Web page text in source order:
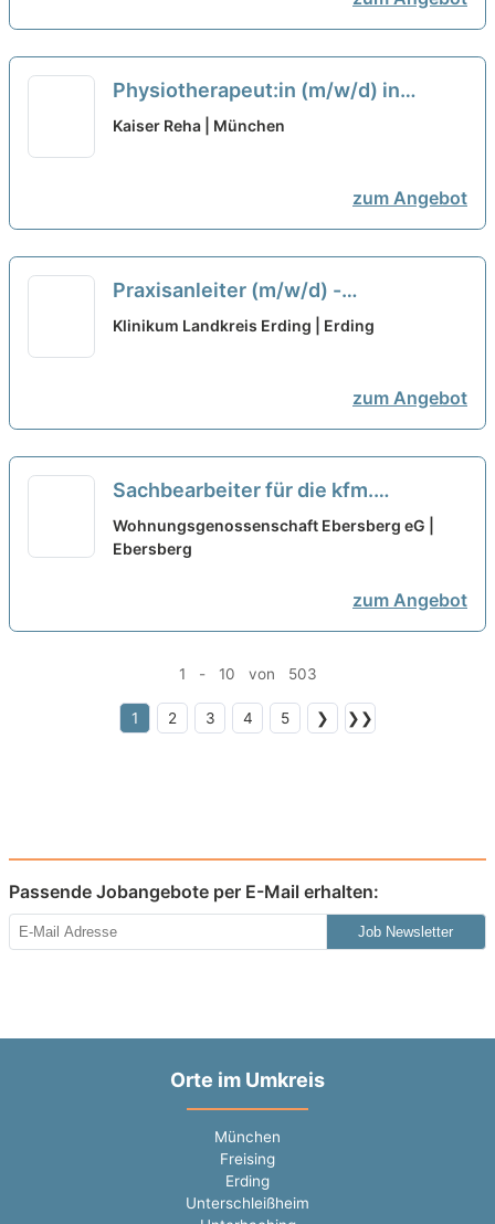
Physiotherapeut:in (m/w/d) in
Teilzeit (20-30 Wochenstunden) –
Kaiser Reha | München
zum Angebot
Praxisanleiter (m/w/d) -
Pflegeausbildungsstation in Vollzeit
Klinikum Landkreis Erding | Erding
zum Angebot
Sachbearbeiter für die kfm.
Mietverwaltung (m/w/d) Vollzeit /
Teilzeit
Wohnungsgenossenschaft Ebersberg eG |
Ebersberg
zum Angebot
1 - 10 von 503
1 2 3 4 5 ❯ ❯❯
Passende Jobangebote per E-Mail erhalten:
Job Newsletter
Orte im Umkreis
München
Freising
Erding
Unterschleißheim